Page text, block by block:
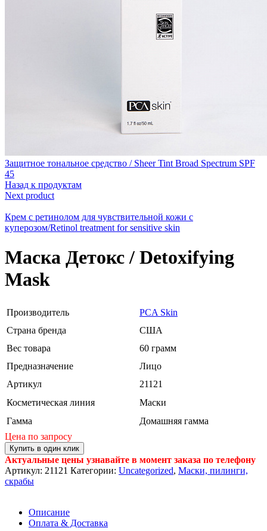
Защитное тональное средство / Sheer Tint Broad Spectrum SPF
45
Назад к продуктам
Next product
Крем c ретинолом для чувствительной кожи с
куперозом/Retinol treatment for sensitive skin
Маска Детокс / Detoxifying
Mask
Производитель
PCA Skin
Страна бренда
США
Вес товара
60 грамм
Предназначение
Лицо
Артикул
21121
Косметическая линия
Маски
Гамма
Домашняя гамма
Цена по запросу
Купить в один клик
Актуальные цены узнавайте в момент заказа по телефону
Артикул: 21121 Категории: Uncategorized, Маски, пилинги,
скрабы
Описание
Оплата & Доставка